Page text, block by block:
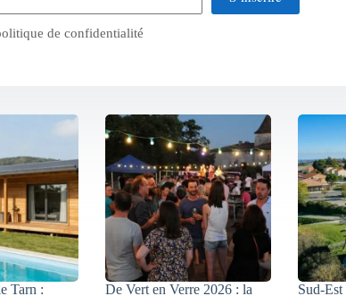
de confidentialité
Tarn :
De Vert en Verre 2026 : la
Sud-